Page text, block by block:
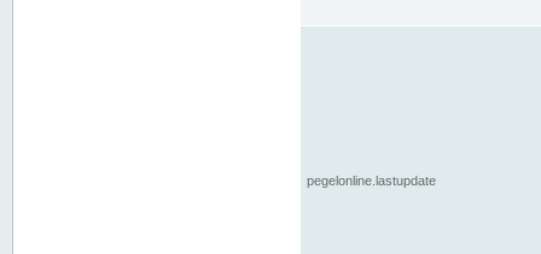
pegelonline.lastupdate